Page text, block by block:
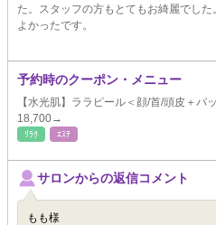
た。スタッフの方もとてもお綺麗でし
よかったです。
予約時のクーポン・メニュー
【水光肌】ララピール＜顔/首/頭皮＋パ
18,700→
ﾘﾗｸ ｴｽﾃ
サロンからの返信コメント
もも様